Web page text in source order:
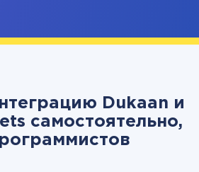
Dukaan и
самостоятельно,